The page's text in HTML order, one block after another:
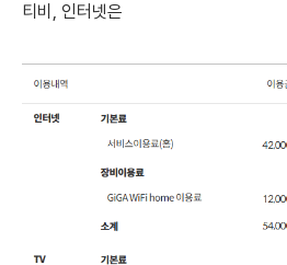
티비, 인터넷은